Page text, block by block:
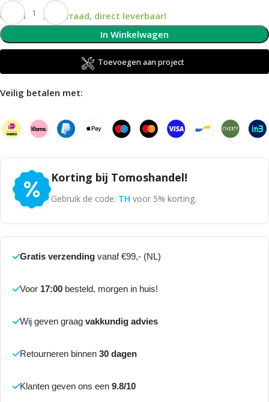
Op voorraad, direct leverbaar!
In Winkelwagen
Toevoegen aan project
Veilig betalen met:
Korting bij Tomoshandel!
Gebruik de code: TH voor 5% korting.
Gratis verzending vanaf €99,- (NL)
Voor 17:00 besteld, morgen in huis!
Wij geven graag vakkundig advies
Retourneren binnen 30 dagen
Klanten geven ons een 9.8/10